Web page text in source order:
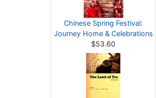
Chinese Spring Festival:
Journey Home & Celebrations
$53.60